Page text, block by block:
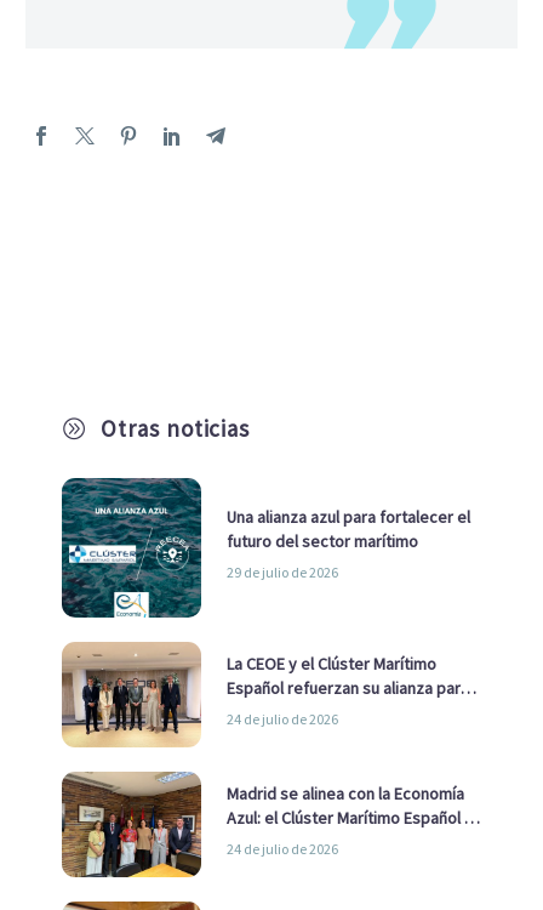
A Otras noticias
Una alianza azul para fortalecer el
futuro del sector marítimo
29 de julio de 2026
La CEOE y el Clúster Marítimo
Español refuerzan su alianza para
impulsar una estrategia Nacional
24 de julio de 2026
Madrid se alinea con la Economía
Azul: el Clúster Marítimo Español y
la Real Liga Naval avanzan alianzas
24 de julio de 2026